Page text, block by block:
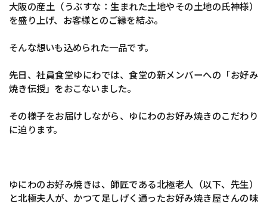
大阪の産土（うぶすな：生まれた土地やその土地の氏神様）
を盛り上げ、お客様とのご縁を結ぶ。
そんな想いも込められた一品です。
先日、社員食堂ゆにわでは、食堂の新メンバーへの「お好み
焼き伝授」をおこないました。
その様子をお届けしながら、ゆにわのお好み焼きのこだわり
に迫ります。
ゆにわのお好み焼きは、師匠である北極老人（以下、先生）
と北極夫人が、かつて足しげく通ったお好み焼き屋さんの味